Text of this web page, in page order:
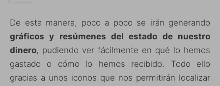
De esta manera, poco a poco se irán generando
gráficos y resúmenes del estado de nuestro
dinero, pudiendo ver fácilmente en qué lo hemos
gastado o cómo lo hemos recibido. Todo ello
gracias a unos iconos que nos permitirán localizar